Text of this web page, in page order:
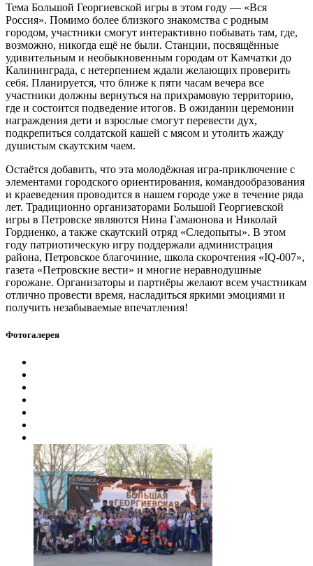
Тема Большой Георгиевской игры в этом году — «Вся
Россия». Помимо более близкого знакомства с родным
городом, участники смогут интерактивно побывать там, где,
возможно, никогда ещё не были. Станции, посвящённые
удивительным и необыкновенным городам от Камчатки до
Калининграда, с нетерпением ждали желающих проверить
себя. Планируется, что ближе к пяти часам вечера все
участники должны вернуться на прихрамовую территорию,
где и состоится подведение итогов. В ожидании церемонии
награждения дети и взрослые смогут перевести дух,
подкрепиться солдатской кашей с мясом и утолить жажду
душистым скаутским чаем.
Остаётся добавить, что эта молодёжная игра-приключение с
элементами городского ориентирования, командообразования
и краеведения проводится в нашем городе уже в течение ряда
лет. Традиционно организаторами Большой Георгиевской
игры в Петровске являются Нина Гамаюнова и Николай
Гордиенко, а также скаутский отряд «Следопыты». В этом
году патриотическую игру поддержали администрация
района, Петровское благочиние, школа скорочтения «IQ-007»,
газета «Петровские вести» и многие неравнодушные
горожане. Организаторы и партнёры желают всем участникам
отлично провести время, насладиться яркими эмоциями и
получить незабываемые впечатления!
Фотогалерея